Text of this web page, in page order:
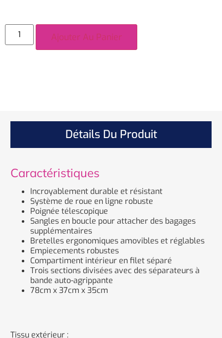
Ajouter Au Panier
Détails Du Produit
Caractéristiques
Incroyablement durable et résistant
Système de roue en ligne robuste
Poignée télescopique
Sangles en boucle pour attacher des bagages
supplémentaires
Bretelles ergonomiques amovibles et réglables
Empiecements robustes
Compartiment intérieur en filet séparé
Trois sections divisées avec des séparateurs à
bande auto-agrippante
78cm x 37cm x 35cm
Tissu extérieur :